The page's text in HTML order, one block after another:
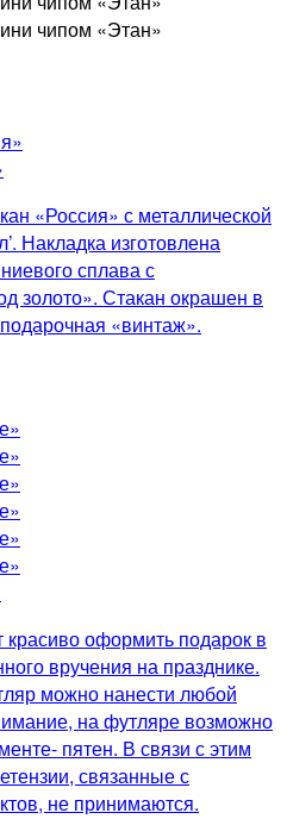
«Россия» с металлической
Накладка изготовлена
сплава с
золото». Стакан окрашен в
«винтаж».
оформить подарок в
вручения на празднике.
можно нанести любой
на футляре возможно
пятен. В связи с этим
связанные с
не принимаются.